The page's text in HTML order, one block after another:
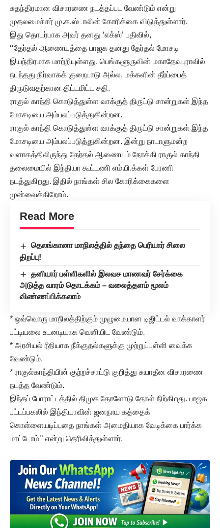
சுதந்திரமான விசாரணை நடத்தப்பட வேண்டும் என்று
முதலமைச்சர் மு.க.ஸ்டாலின் கோரிக்கை விடுத்துள்ளார்.
இது தொடர்பாக அவர் தனது ‘எக்ஸ்’ பதிவில்,
‘‘தேர்தல் ஆணையத்தை பாஜக தனது தேர்தல் மோசடி
இயந்திரமாக மாற்றியுள்ளது. பெங்களூருவின் மகாதேவபுராவில்
நடந்தது நிர்வாகக் குறைபாடு அல்ல, மக்களின் தீர்ப்பைத்
திருடுவதற்கான திட்டமிட்ட சதி.
ராகுல் காந்தி கொடுத்துள்ள வாக்குத் திருட்டு சான்றுகள் இந்த
மோசடியை அம்பலப்படுத்துகின்றன.
ராகுல் காந்தி கொடுத்துள்ள வாக்குத் திருட்டு சான்றுகள் இந்த
மோசடியை அம்பலப்படுத்துகின்றன. இன்று நாடாளுமன்ற
வளாகத்திலிருந்து தேர்தல் ஆணையம் நோக்கி ராகுல் காந்தி
தலைமையில் இந்தியா கூட்டணி எம்.பி.க்கள் பேரணி
நடத்துகிறது. இதில் நாங்கள் சில கோரிக்கைகளை
முன்வைக்கிறோம்.
Read More
தெலங்கானா மாநிலத்தில் தந்தை பெரியார் சிலை
திறப்பு!
தனியார் பள்ளிகளில் இலவச மாணவர் சேர்க்கை
அடுத்த வாரம் தொடக்கம் – வலைத்தளம் மூலம்
விண்ணப்பிக்கலாம்
* ஒவ்வொரு மாநிலத்திற்கும் முழுமையான டிஜிட்டல் வாக்காளர்
பட்டியலை உடனடியாக வெளியிட வேண்டும்.
* அரசியல் ரீதியாக நீக்குதல்களுக்கு முற்றுப்புள்ளி வைக்க
வேண்டும்,
* ராகுல்காந்தியின் குற்றச்சாட்டு குறித்து சுயாதீன விசாரணை
நடத்த வேண்டும்.
இந்தப் போராட்டத்தில் திமுக தோளோடு தோள் நிற்கிறது. பாஜக
பட்டப்பகலில் இந்தியாவின் ஜனநாய கத்தைக்
கொள்ளையடிப்பதை நாங்கள் அமைதியாக வேடிக்கை பார்க்க
மாட்டோம்’’ என்று தெரிவித்துள்ளார்.